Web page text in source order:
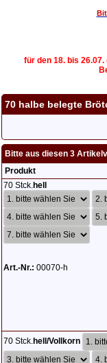
für den 18. bis 26.07.
70 halbe belegte
Bitte aus diesen 3
Produkt
70 Stck.hell
Art.-Nr.: 00070-h
70 Stck.hell/Vollkorn